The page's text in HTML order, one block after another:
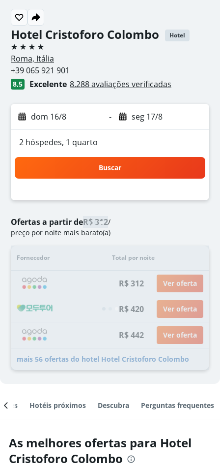
Hotel Cristoforo Colombo Hotel
4 estrelas
Roma, Itália
+39 065 921 901
8,5 Excelente 8.288 avaliações verificadas
dom 16/8 - seg 17/8
2 hóspedes, 1 quarto
Buscar
Ofertas a partir deR$ 312/
preço por noite mais barato(a)
Fornecedor Total por noite
R$ 312 Ver oferta
R$ 420 Ver oferta
R$ 442 Ver oferta
mais 56 ofertas do hotel Hotel Cristoforo Colombo
Hotéis próximos Descubra Perguntas frequentes
As melhores ofertas para Hotel
Cristoforo Colombo